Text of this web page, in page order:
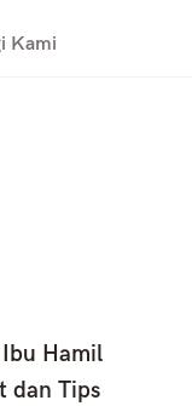
Kami
Hamil
dan Tips